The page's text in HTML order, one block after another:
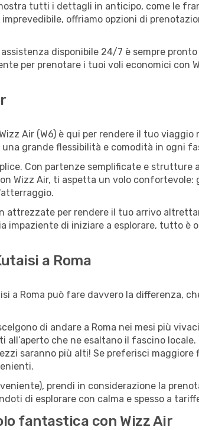
tutti i dettagli in anticipo, come le
imprevedibile, offriamo opzioni di
disponibile 24/7 è sempre
per prenotare i tuoi voli economici con
Air (W6) è qui per rendere il tuo
grande flessibilità e comodità in ogni
Con partenze semplificate e
Wizz Air, ti aspetta un volo
attrezzate per rendere il tuo arrivo
impaziente di iniziare a esplorare, tutto
a Roma
a Roma può fare davvero la differenza,
di andare a Roma nei mesi più
che ne esaltano il fascino
saranno più alti! Se preferisci
prendi in considerazione la
di esplorare con calma e spesso a
fantastica con Wizz Air